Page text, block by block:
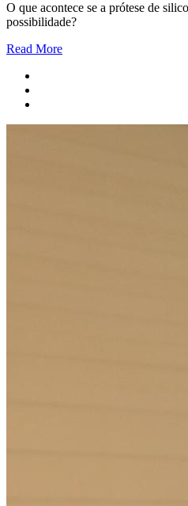
O que acontece se a prótese de
possibilidade?
Read More